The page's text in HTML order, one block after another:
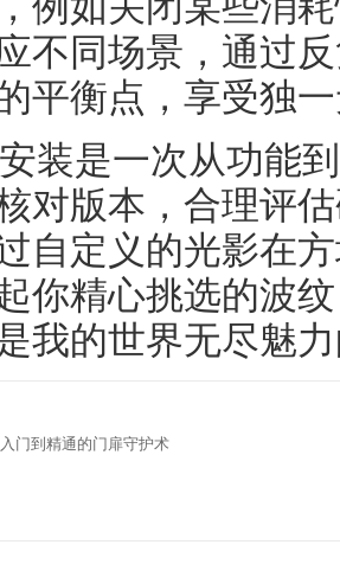
不同场景，通过
平衡点，享受独
装是一次从功能
对版本，合理评
自定义的光影在
你精心挑选的波
我的世界无尽魅
门到精通的门扉守护术